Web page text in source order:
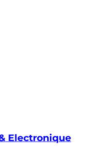
Electronique